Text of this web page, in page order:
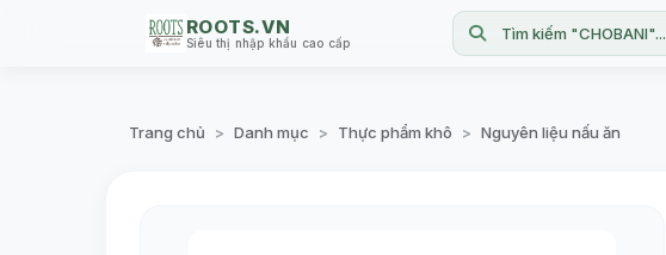
ROOTS.VN
Siêu thị nhập khẩu cao cấp Tìm kiếm "CHOBANI"...
Trang chủ > Danh mục > Thực phẩm khô > Nguyên liệu nấu ăn